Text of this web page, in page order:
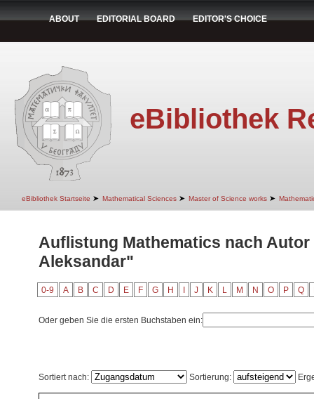
ABOUT EDITORIAL BOARD EDITOR'S CHOICE
eBibliothek
eBibliothek Startseite ➤ Mathematical Sciences ➤ Master of Science works ➤
Auflistung Mathematics nach
Aleksandar"
0-9 A B C D E F G H J K L M N O P Q
Oder geben Sie die ersten Buchstaben ein:
Sortiert nach: Sortierung: